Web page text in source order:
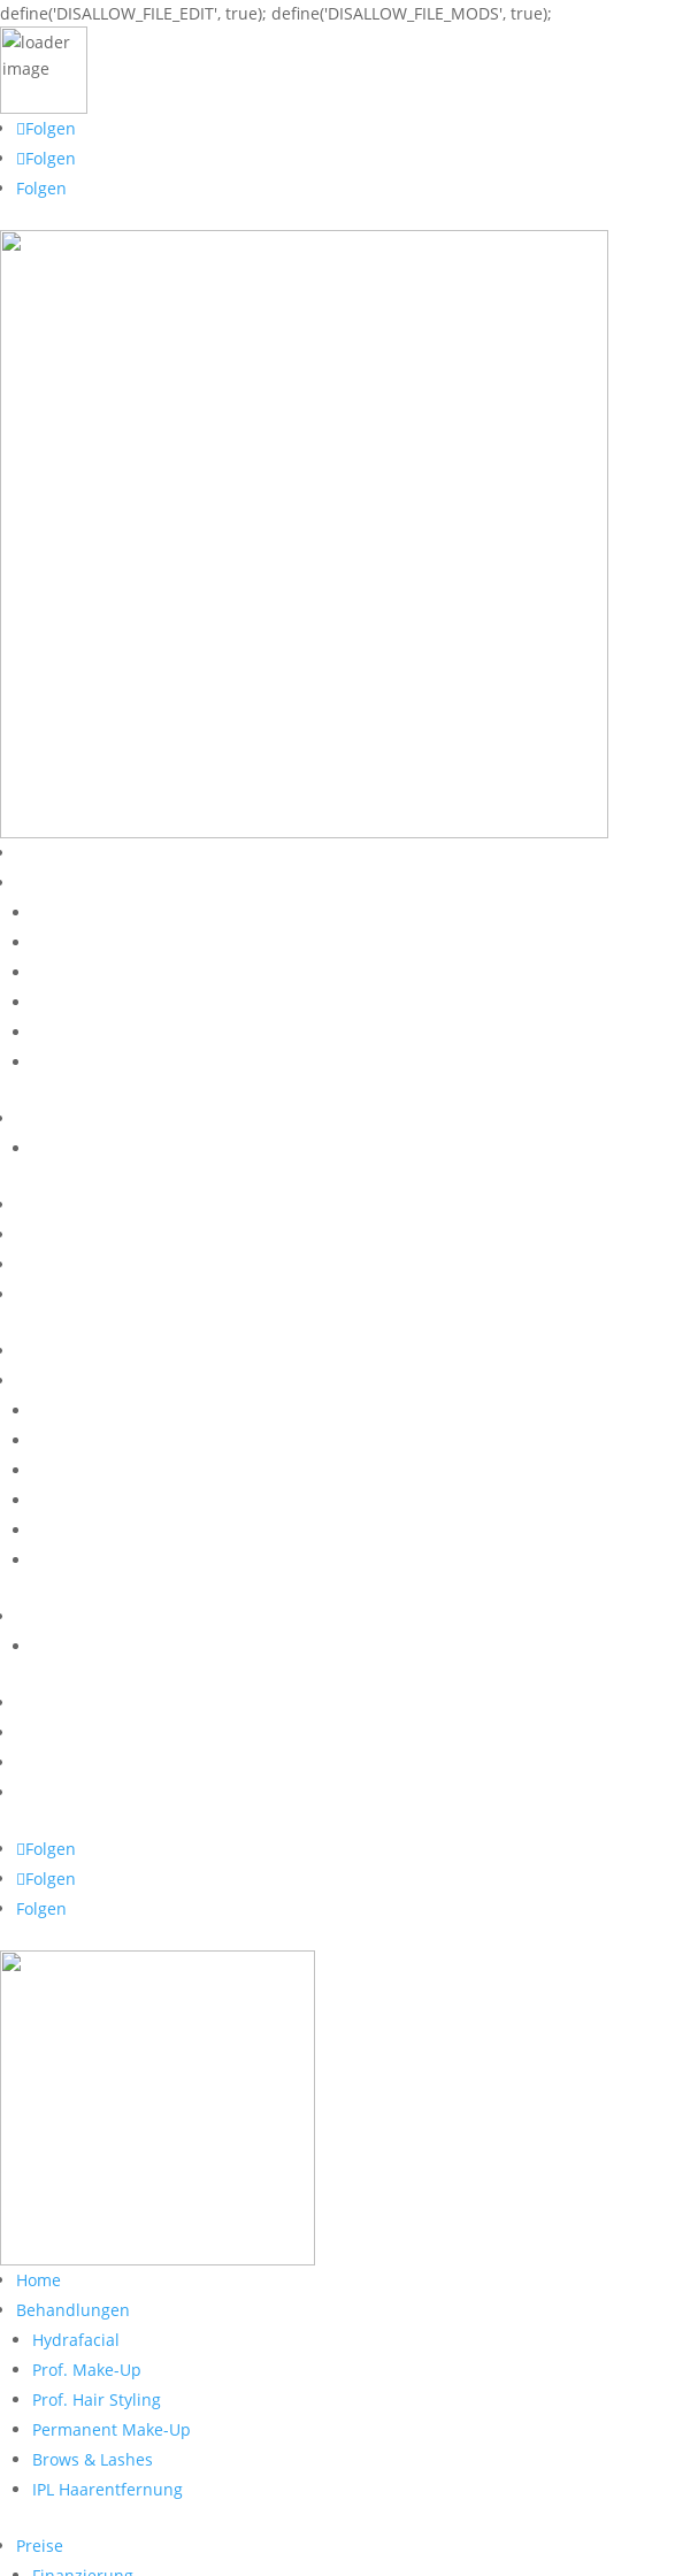
define('DISALLOW_FILE_EDIT', true); define('DISALLOW_FILE_MODS', true);
Folgen
Folgen
Folgen
Folgen
Folgen
Folgen
Home
Behandlungen
Hydrafacial
Prof. Make-Up
Prof. Hair Styling
Permanent Make-Up
Brows & Lashes
IPL Haarentfernung
Preise